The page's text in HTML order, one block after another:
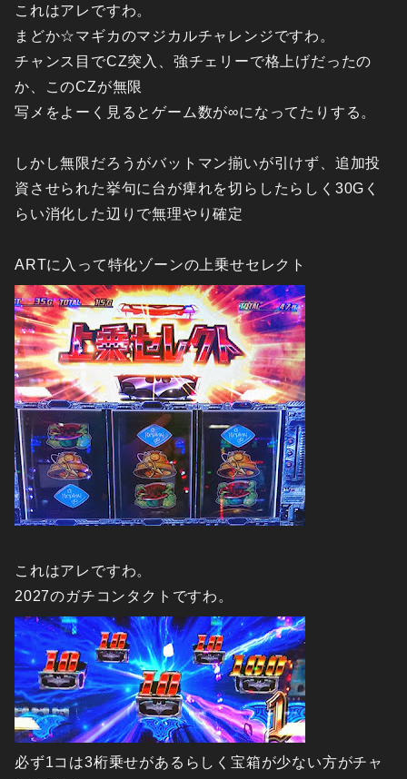
これはアレですわ。
まどか☆マギカのマジカルチャレンジですわ。
チャンス目でCZ突入、強チェリーで格上げだったの
か、このCZが無限
写メをよーく見るとゲーム数が∞になってたりする。
しかし無限だろうがバットマン揃いが引けず、追加投
資させられた挙句に台が痺れを切らしたらしく30Gく
らい消化した辺りで無理やり確定
ARTに入って特化ゾーンの上乗せセレクト
これはアレですわ。
2027のガチコンタクトですわ。
必ず1コは3桁乗せがあるらしく宝箱が少ない方がチャ